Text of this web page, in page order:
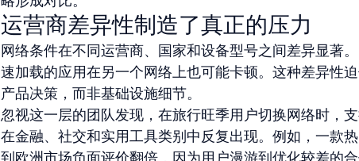
运营商差异性制造了真正的压力
网络条件在不同运营商、国家和设备型号之间差异显著
速加载的应用在另一个网络上也可能卡顿。这种差异性
产品决策，而非基础设施细节。
忽视这一层的团队发现，在旅行旺季用户切换网络时，
在金融、社交和实用工具类别中反复出现。例如，一款